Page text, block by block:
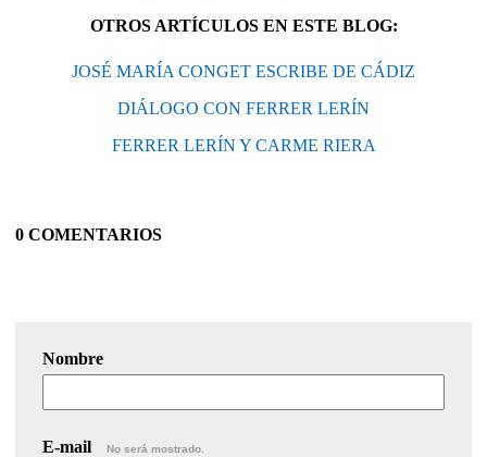
OTROS ARTÍCULOS EN ESTE BLOG:
JOSÉ MARÍA CONGET ESCRIBE DE CÁDIZ
DIÁLOGO CON FERRER LERÍN
FERRER LERÍN Y CARME RIERA
0 COMENTARIOS
Nombre
E-mail No será mostrado.